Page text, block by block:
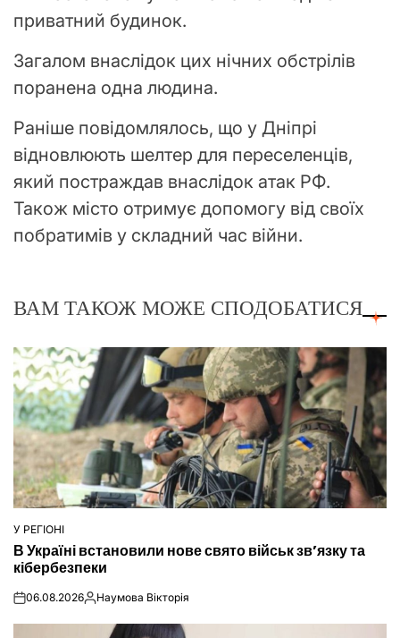
приватний будинок.
Загалом внаслідок цих нічних обстрілів
поранена одна людина.
Раніше повідомлялось, що у Дніпрі
відновлюють шелтер для переселенців,
який постраждав внаслідок атак РФ.
Також місто отримує допомогу від своїх
побратимів у складний час війни.
ВАМ ТАКОЖ МОЖЕ СПОДОБАТИСЯ
ОПУБЛІКУВАТИ
У
У РЕГІОНІ
В Україні встановили нове свято військ зв’язку та
кібербезпеки
on06.08.2026Опубліковано
Наумова Вікторія